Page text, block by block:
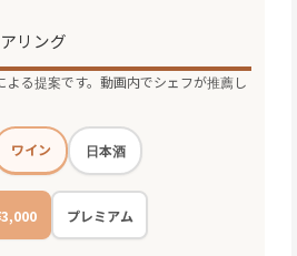
リング
る提案です。動画内でシェフが推薦し
ワイン 日本酒
プレミアム